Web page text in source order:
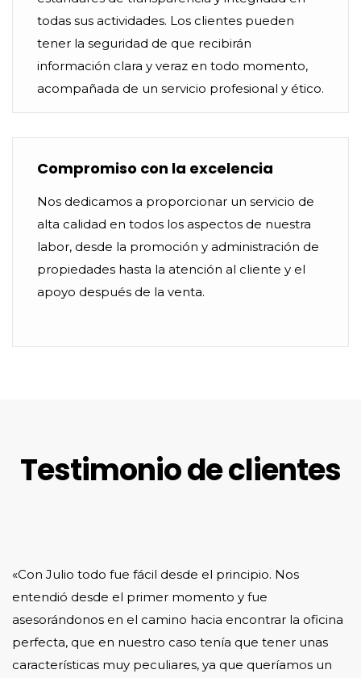
todas sus actividades. Los clientes pueden
tener la seguridad de que recibirán
información clara y veraz en todo momento,
acompañada de un servicio profesional y ético.
Compromiso con la excelencia
Nos dedicamos a proporcionar un servicio de
alta calidad en todos los aspectos de nuestra
labor, desde la promoción y administración de
propiedades hasta la atención al cliente y el
apoyo después de la venta.
Testimonio de clientes
«Con Julio todo fue fácil desde el principio. Nos
entendió desde el primer momento y fue
asesorándonos en el camino hacia encontrar la oficina
perfecta, que en nuestro caso tenía que tener unas
características muy peculiares, ya que queríamos un